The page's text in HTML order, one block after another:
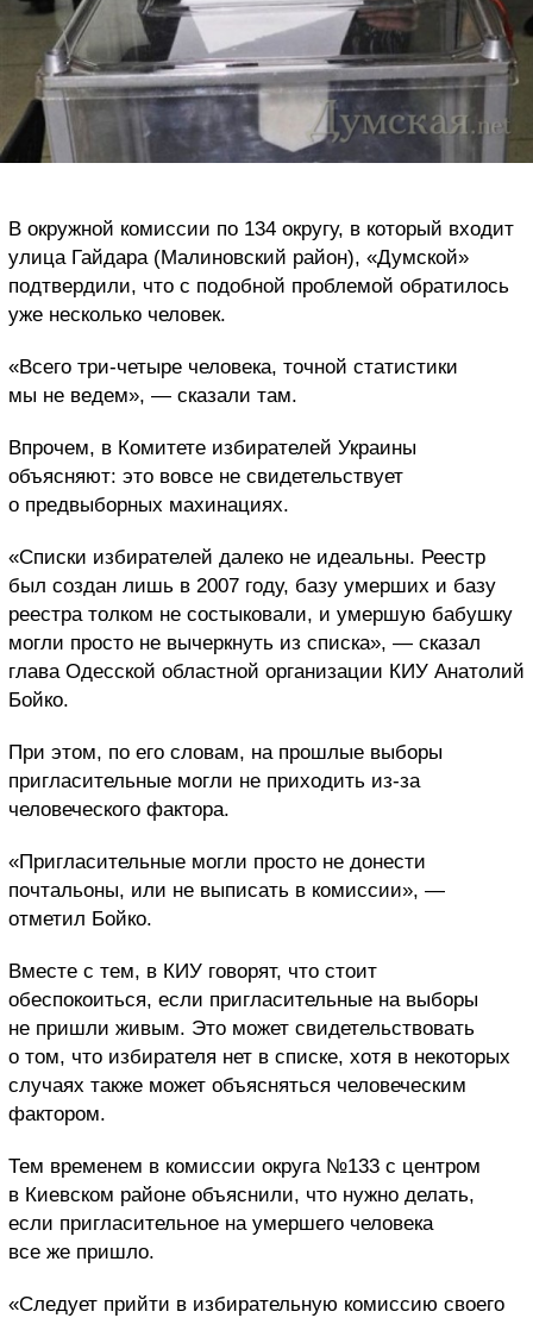
В окружной комиссии по 134 округу, в который входит
улица Гайдара (Малиновский район), «Думской»
подтвердили, что с подобной проблемой обратилось
уже несколько человек.
«Всего три-четыре человека, точной статистики
мы не ведем», — сказали там.
Впрочем, в Комитете избирателей Украины
объясняют: это вовсе не свидетельствует
о предвыборных махинациях.
«Списки избирателей далеко не идеальны. Реестр
был создан лишь в 2007 году, базу умерших и базу
реестра толком не состыковали, и умершую бабушку
могли просто не вычеркнуть из списка», — сказал
глава Одесской областной организации КИУ Анатолий
Бойко.
При этом, по его словам, на прошлые выборы
пригласительные могли не приходить из-за
человеческого фактора.
«Пригласительные могли просто не донести
почтальоны, или не выписать в комиссии», —
отметил Бойко.
Вместе с тем, в КИУ говорят, что стоит
обеспокоиться, если пригласительные на выборы
не пришли живым. Это может свидетельствовать
о том, что избирателя нет в списке, хотя в некоторых
случаях также может объясняться человеческим
фактором.
Тем временем в комиссии округа №133 с центром
в Киевском районе объяснили, что нужно делать,
если пригласительное на умершего человека
все же пришло.
«Следует прийти в избирательную комиссию своего